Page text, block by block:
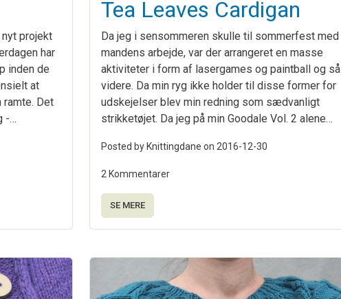
projekt
har
inden de
at
ramte. Det
-…
Tea Leaves Cardigan
Da jeg i sensommeren skulle til sommerfest med
mandens arbejde, var der arrangeret en masse
aktiviteter i form af lasergames og paintball og så
videre. Da min ryg ikke holder til disse former for
udskejelser blev min redning som sædvanligt
strikketøjet. Da jeg på min Goodale Vol. 2 alene…
Posted by Knittingdane on 2016-12-30
2 Kommentarer
SE MERE